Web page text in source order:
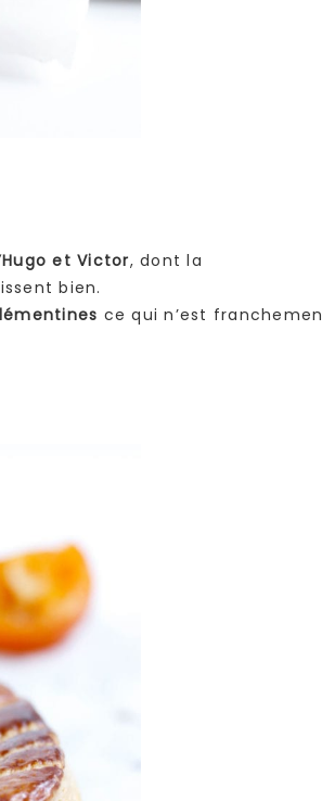
et Victor, dont la
bien.
ce qui n’est